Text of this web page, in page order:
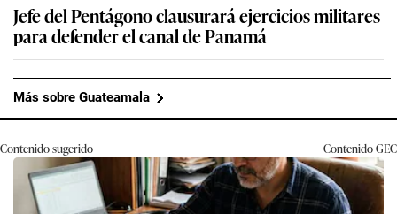
Jefe del Pentágono clausurará ejercicios militares
para defender el canal de Panamá
Más sobre Guateamala
Contenido sugerido ContenidoGEC